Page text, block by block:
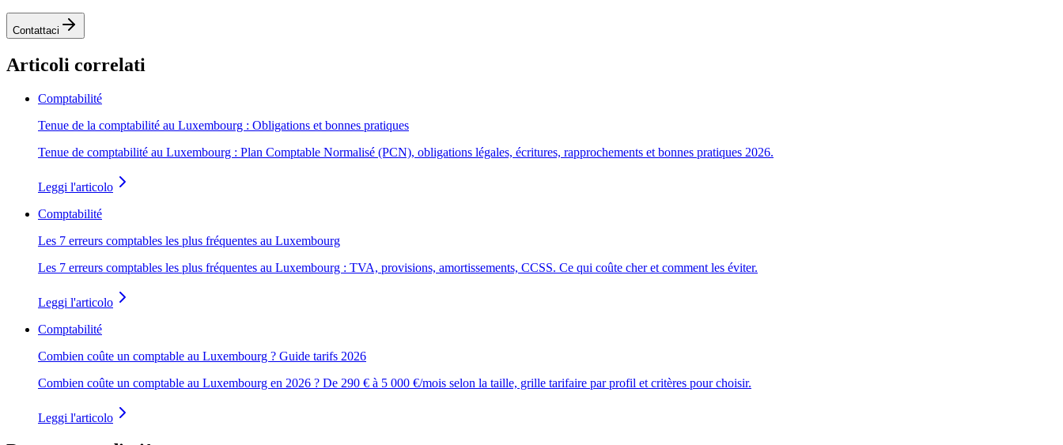
Contattaci
Articoli correlati
Comptabilité
Tenue de la comptabilité au Luxembourg : Obligations et bonnes pratiques
Tenue de comptabilité au Luxembourg : Plan Comptable Normalisé (PCN), obligations légales, écritures, rapprochements et bonnes pratiques 2026.
Leggi l'articolo
Comptabilité
Les 7 erreurs comptables les plus fréquentes au Luxembourg
Les 7 erreurs comptables les plus fréquentes au Luxembourg : TVA, provisions, amortissements, CCSS. Ce qui coûte cher et comment les éviter.
Leggi l'articolo
Comptabilité
Combien coûte un comptable au Luxembourg ? Guide tarifs 2026
Combien coûte un comptable au Luxembourg en 2026 ? De 290 € à 5 000 €/mois selon la taille, grille tarifaire par profil et critères pour choisir.
Leggi l'articolo